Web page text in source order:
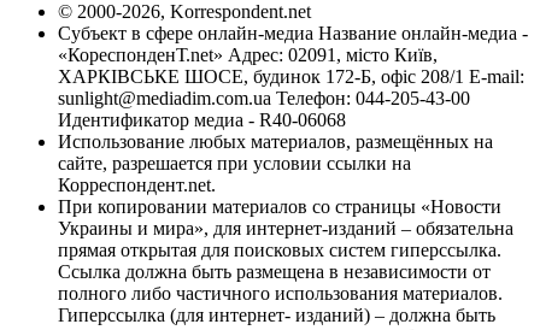
© 2000-2026, Korrespondent.net
Субъект в сфере онлайн-медиа Название онлайн-медиа -
«КореспонденТ.net» Адрес: 02091, місто Київ,
ХАРКІВСЬКЕ ШОСЕ, будинок 172-Б, офіс 208/1 E-mail:
sunlight@mediadim.com.ua Телефон: 044-205-43-00
Идентификатор медиа - R40-06068
Использование любых материалов, размещённых на
сайте, разрешается при условии ссылки на
Корреспондент.net.
При копировании материалов со страницы «Новости
Украины и мира», для интернет-изданий – обязательна
прямая открытая для поисковых систем гиперссылка.
Ссылка должна быть размещена в независимости от
полного либо частичного использования материалов.
Гиперссылка (для интернет- изданий) – должна быть